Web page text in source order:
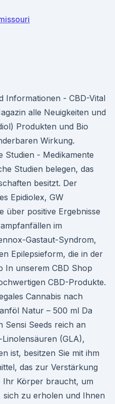
Informationen - CBD-Vital
alle Neuigkeiten und
Produkten und Bio
Wirkung.
Studien - Medikamente
Studien belegen, das
besitzt. Der
Epidiolex, GW
über positive Ergebnisse
im
Gastaut-Syndrom,
Epilepsieform, die in der
In unserem CBD Shop
CBD-Produkte.
Cannabis nach
Natur – 500 ml Da
Sensi Seeds reich an
(GLA),
ist, besitzen Sie mit ihm
das zur Verstärkung
Ihr Körper braucht, um
zu erholen und Ihnen